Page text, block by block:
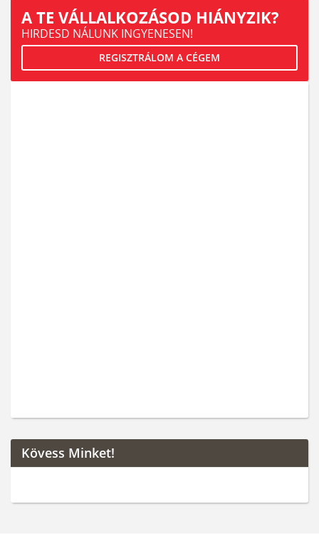
A TE VÁLLALKOZÁSOD HIÁNYZIK?
HIRDESD NÁLUNK INGYENESEN!
REGISZTRÁLOM A CÉGEM
Kövess Minket!